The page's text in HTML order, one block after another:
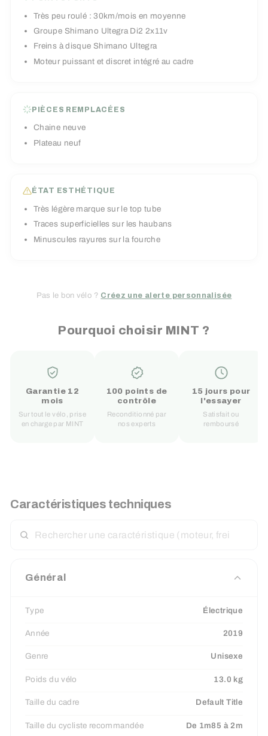
allant jusqu'à 100km, de quoi bien élargir votre
terrain de jeu !
Très peu roulé : 30km/mois en moyenne
Groupe Shimano Ultegra Di2 2x11v
Freins à disque Shimano Ultegra
Moteur puissant et discret intégré au cadre
PIÈCES REMPLACÉES
Chaine neuve
Plateau neuf
ÉTAT ESTHÉTIQUE
Très légère marque sur le top tube
Traces superficielles sur les haubans
Minuscules rayures sur la fourche
Pas le bon vélo ? Créez une alerte personnalisée
Pourquoi choisir MINT ?
Garantie 12
mois
Sur tout le vélo, prise
en charge par MINT
100 points de
contrôle
Reconditionné par
nos experts
15 jours pour
l'essayer
Satisfait ou
remboursé
Caractéristiques techniques
UNE
Général
Type Électrique
Année 2019
Genre Unisexe
Poids du vélo 13.0 kg
Taille du cadre Default Title
Taille du cycliste recommandée De 1m85 à 2m